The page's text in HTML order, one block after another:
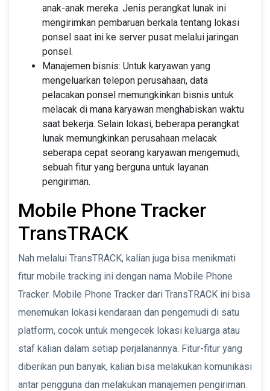
anak-anak mereka. Jenis perangkat lunak ini
mengirimkan pembaruan berkala tentang lokasi
ponsel saat ini ke server pusat melalui jaringan
ponsel.
Manajemen bisnis: Untuk karyawan yang
mengeluarkan telepon perusahaan, data
pelacakan ponsel memungkinkan bisnis untuk
melacak di mana karyawan menghabiskan waktu
saat bekerja. Selain lokasi, beberapa perangkat
lunak memungkinkan perusahaan melacak
seberapa cepat seorang karyawan mengemudi,
sebuah fitur yang berguna untuk layanan
pengiriman.
Mobile Phone Tracker
TransTRACK
Nah melalui TransTRACK, kalian juga bisa menikmati
fitur mobile tracking ini dengan nama Mobile Phone
Tracker. Mobile Phone Tracker dari TransTRACK ini bisa
menemukan lokasi kendaraan dan pengemudi di satu
platform, cocok untuk mengecek lokasi keluarga atau
staf kalian dalam setiap perjalanannya. Fitur-fitur yang
diberikan pun banyak, kalian bisa melakukan komunikasi
antar pengguna dan melakukan manajemen pengiriman.